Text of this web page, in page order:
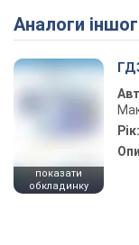
Аналоги
показати
обкладинку
Рік: